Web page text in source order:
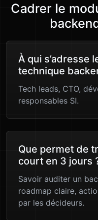
Cadrer le
À qui s’adresse
technique
Tech leads, CTO,
responsables SI.
Que permet de
court en 3 jours
Savoir auditer un
roadmap claire,
par les décideurs.